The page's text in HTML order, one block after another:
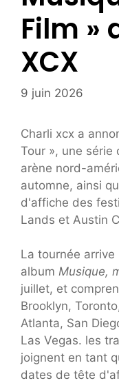
Film »
XCX
9 juin 2026
Charli xcx a
Tour », une série
arène nord-
automne, ainsi
d'affiche des
Lands et Austin
La tournée
album Musique,
juillet, et
Brooklyn,
Atlanta, San
Las Vegas. les
joignent en tant
dates de tête